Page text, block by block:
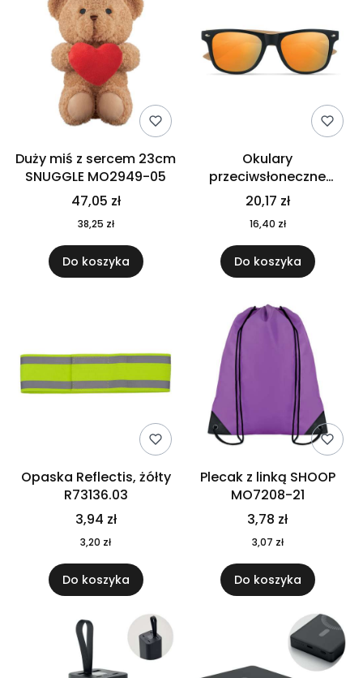
Duży miś z sercem 23cm
SNUGGLE MO2949-05
47,05 zł
38,25 zł
Do koszyka
Okulary
przeciwsłoneczne
CALIFORNIA TOUCH
MO9617-10
20,17 zł
16,40 zł
Do koszyka
Opaska Reflectis, żółty
R73136.03
3,94 zł
3,20 zł
Do koszyka
Plecak z linką SHOOP
MO7208-21
3,78 zł
3,07 zł
Do koszyka